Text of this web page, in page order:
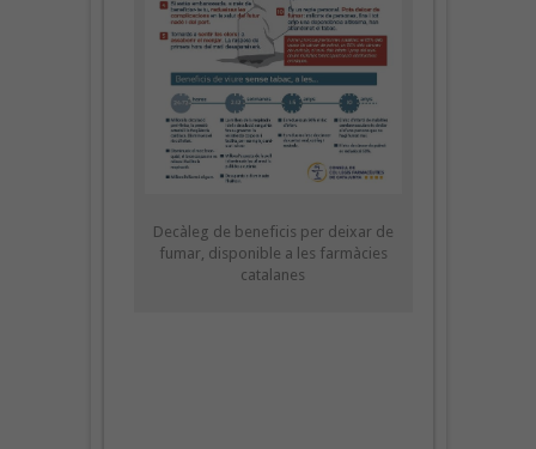
Decàleg de beneficis per deixar de
fumar, disponible a les farmàcies
catalanes